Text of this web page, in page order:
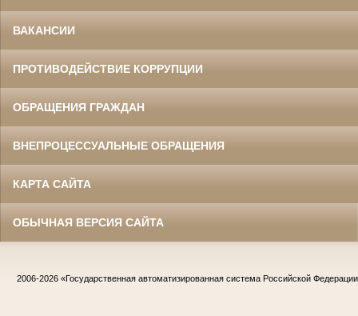
ВАКАНСИИ
ПРОТИВОДЕЙСТВИЕ КОРРУПЦИИ
ОБРАЩЕНИЯ ГРАЖДАН
ВНЕПРОЦЕССУАЛЬНЫЕ ОБРАЩЕНИЯ
КАРТА САЙТА
ОБЫЧНАЯ ВЕРСИЯ САЙТА
2006-2026 «Государственная автоматизированная система Российской